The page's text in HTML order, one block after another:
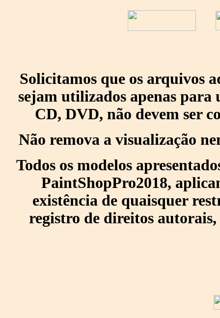
Solicitamos que os arquivos
sejam utilizados apenas para
CD, DVD, não devem ser
Não remova a visualização
Todos os modelos
PaintShopPro2018,
existência de quaisquer
registro de direitos